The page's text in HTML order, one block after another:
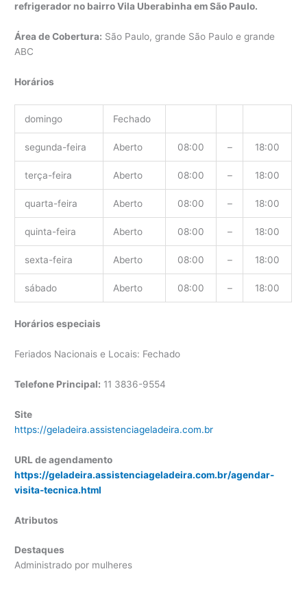
refrigerador no bairro Vila Uberabinha em São Paulo.
Área de Cobertura: São Paulo, grande São Paulo e grande
ABC
Horários
domingo Fechado
segunda-feira Aberto 08:00 – 18:00
terça-feira Aberto 08:00 – 18:00
quarta-feira Aberto 08:00 – 18:00
quinta-feira Aberto 08:00 – 18:00
sexta-feira Aberto 08:00 – 18:00
sábado Aberto 08:00 – 18:00
Horários especiais
Feriados Nacionais e Locais: Fechado
Telefone Principal: 11 3836-9554
Site
https://geladeira.assistenciageladeira.com.br
URL de agendamento
https://geladeira.assistenciageladeira.com.br/agendar-
visita-tecnica.html
Atributos
Destaques
Administrado por mulheres